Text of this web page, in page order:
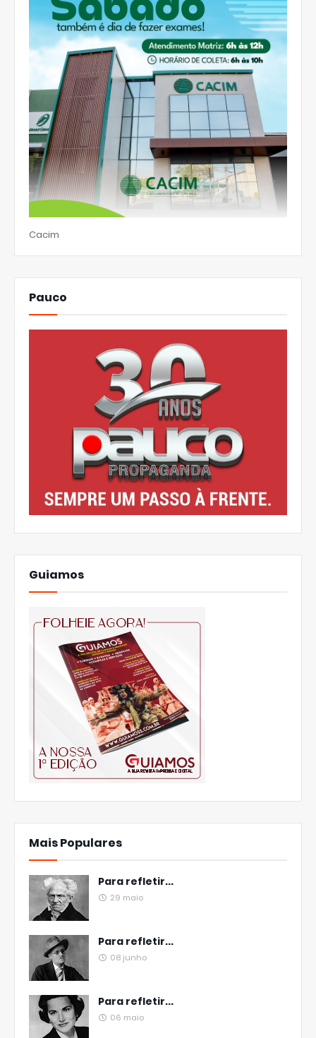
Cacim
Pauco
Guiamos
Mais Populares
Para refletir...
29 maio
Para refletir...
08 junho
Para refletir...
06 maio